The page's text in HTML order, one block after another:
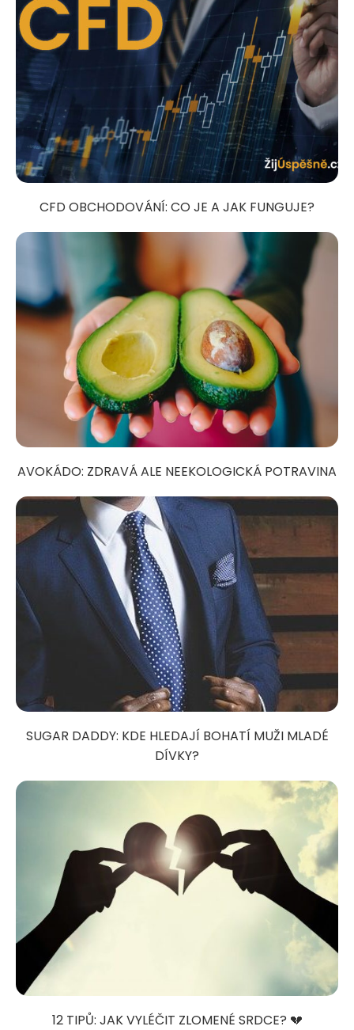
CFD OBCHODOVÁNÍ: CO JE A JAK FUNGUJE?
AVOKÁDO: ZDRAVÁ ALE NEEKOLOGICKÁ POTRAVINA
SUGAR DADDY: KDE HLEDAJÍ BOHATÍ MUŽI MLADÉ
DÍVKY?
12 TIPŮ: JAK VYLÉČIT ZLOMENÉ SRDCE? 💔